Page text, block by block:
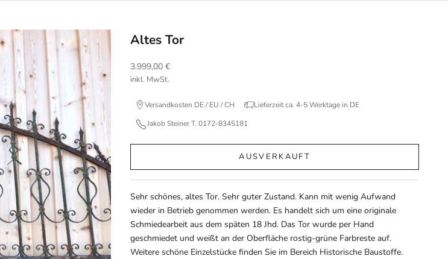
Altes Tor
Angebot
3.999,00 €
inkl. MwSt.
Versandkosten DE / EU / CH
Lieferzeit ca. 4-5 Werktage in DE
Jakob Steiner T. 0172-8345181
AUSVERKAUFT
Sehr schönes, altes Tor. Sehr guter Zustand. Kann mit wenig Aufwand
wieder in Betrieb genommen werden. Es handelt sich um eine originale
Schmiedearbeit aus dem späten 18 Jhd. Das Tor wurde per Hand
geschmiedet und weißt an der Oberfläche rostig-grüne Farbreste auf.
Weitere schöne Einzelstücke finden Sie im Bereich Historische Baustoffe.